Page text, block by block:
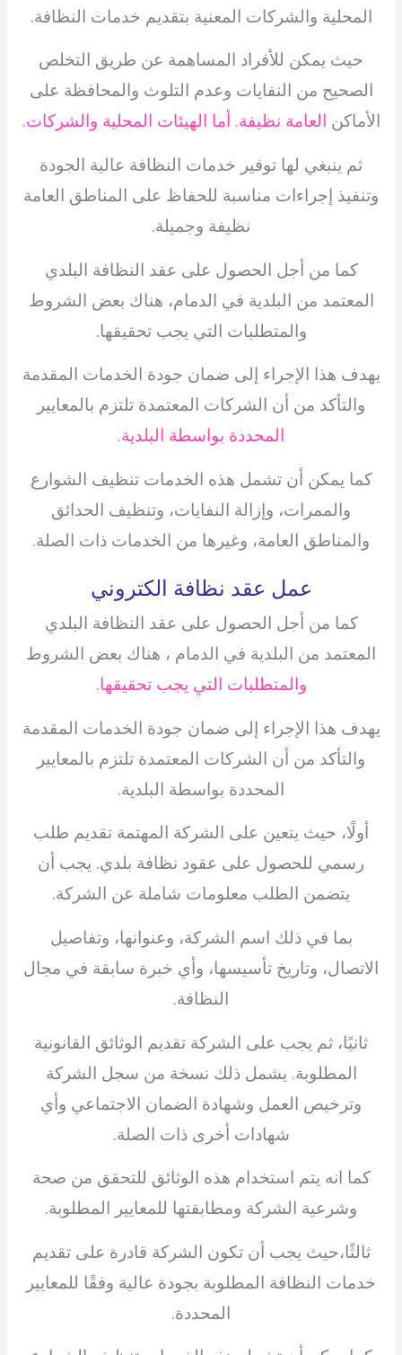
المحلية والشركات المعنية بتقديم خدمات النظافة.
حيث يمكن للأفراد المساهمة عن طريق التخلص
الصحيح من النفايات وعدم التلوث والمحافظة على
الأماكن العامة نظيفة. أما الهيئات المحلية والشركات.
ثم ينبغي لها توفير خدمات النظافة عالية الجودة
وتنفيذ إجراءات مناسبة للحفاظ على المناطق العامة
نظيفة وجميلة.
كما من أجل الحصول على عقد النظافة البلدي
المعتمد من البلدية في الدمام، هناك بعض الشروط
والمتطلبات التي يجب تحقيقها.
يهدف هذا الإجراء إلى ضمان جودة الخدمات المقدمة
والتأكد من أن الشركات المعتمدة تلتزم بالمعايير
المحددة بواسطة البلدية.
كما يمكن أن تشمل هذه الخدمات تنظيف الشوارع
والممرات، وإزالة النفايات، وتنظيف الحدائق
والمناطق العامة، وغيرها من الخدمات ذات الصلة.
عمل عقد نظافة الكتروني
كما من أجل الحصول على عقد النظافة البلدي
المعتمد من البلدية في الدمام ، هناك بعض الشروط
والمتطلبات التي يجب تحقيقها.
يهدف هذا الإجراء إلى ضمان جودة الخدمات المقدمة
والتأكد من أن الشركات المعتمدة تلتزم بالمعايير
المحددة بواسطة البلدية.
أولًا، حيث يتعين على الشركة المهتمة تقديم طلب
رسمي للحصول على عقود نظافة بلدي. يجب أن
يتضمن الطلب معلومات شاملة عن الشركة.
بما في ذلك اسم الشركة، وعنوانها، وتفاصيل
الاتصال، وتاريخ تأسيسها، وأي خبرة سابقة في مجال
النظافة.
ثانيًا، ثم يجب على الشركة تقديم الوثائق القانونية
المطلوبة. يشمل ذلك نسخة من سجل الشركة
وترخيص العمل وشهادة الضمان الاجتماعي وأي
شهادات أخرى ذات الصلة.
كما انه يتم استخدام هذه الوثائق للتحقق من صحة
وشرعية الشركة ومطابقتها للمعايير المطلوبة.
ثالثًا،حيث يجب أن تكون الشركة قادرة على تقديم
خدمات النظافة المطلوبة بجودة عالية وفقًا للمعايير
المحددة.